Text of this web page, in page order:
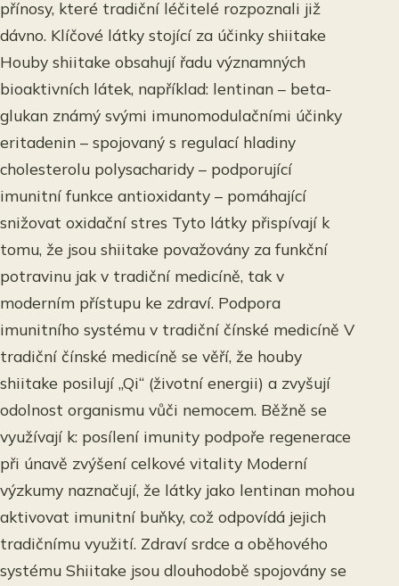
přínosy, které tradiční léčitelé rozpoznali již
dávno. Klíčové látky stojící za účinky shiitake
Houby shiitake obsahují řadu významných
bioaktivních látek, například: lentinan – beta-
glukan známý svými imunomodulačními účinky
eritadenin – spojovaný s regulací hladiny
cholesterolu polysacharidy – podporující
imunitní funkce antioxidanty – pomáhající
snižovat oxidační stres Tyto látky přispívají k
tomu, že jsou shiitake považovány za funkční
potravinu jak v tradiční medicíně, tak v
moderním přístupu ke zdraví. Podpora
imunitního systému v tradiční čínské medicíně V
tradiční čínské medicíně se věří, že houby
shiitake posilují „Qi“ (životní energii) a zvyšují
odolnost organismu vůči nemocem. Běžně se
využívají k: posílení imunity podpoře regenerace
při únavě zvýšení celkové vitality Moderní
výzkumy naznačují, že látky jako lentinan mohou
aktivovat imunitní buňky, což odpovídá jejich
tradičnímu využití. Zdraví srdce a oběhového
systému Shiitake jsou dlouhodobě spojovány se